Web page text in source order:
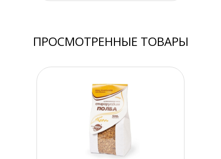
ПРОСМОТРЕННЫЕ ТОВАРЫ